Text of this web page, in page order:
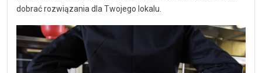
dobrać rozwiązania dla Twojego lokalu.